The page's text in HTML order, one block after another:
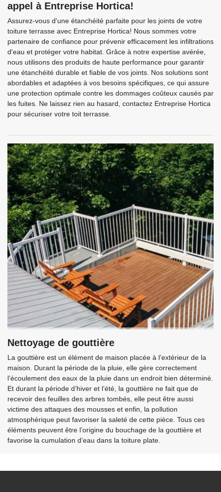
appel à Entreprise Hortica!
Assurez-vous d'une étanchéité parfaite pour les joints de votre
toiture terrasse avec Entreprise Hortica! Nous sommes votre
partenaire de confiance pour prévenir efficacement les infiltrations
d'eau et protéger votre habitat. Grâce à notre expertise avérée,
nous utilisons des produits de haute performance pour garantir
une étanchéité durable et fiable de vos joints. Nos solutions sont
abordables et adaptées à vos besoins spécifiques, ce qui assure
une protection optimale contre les dommages coûteux causés par
les fuites. Ne laissez rien au hasard, contactez Entreprise Hortica
pour sécuriser votre toit terrasse.
Nettoyage de gouttière
La gouttière est un élément de maison placée à l’extérieur de la
maison. Durant la période de la pluie, elle gère correctement
l’écoulement des eaux de la pluie dans un endroit bien déterminé.
Et durant la période d’hiver et l’été, la gouttière ne fait que de
recevoir des feuilles des arbres tombés, elle peut être aussi
victime des attaques des mousses et enfin, la pollution
atmosphérique peut favoriser la saleté de cette pièce. Tous ces
éléments peuvent être l’origine du bouchage de la gouttière et
favorise la cumulation d’eau dans la toiture plate.